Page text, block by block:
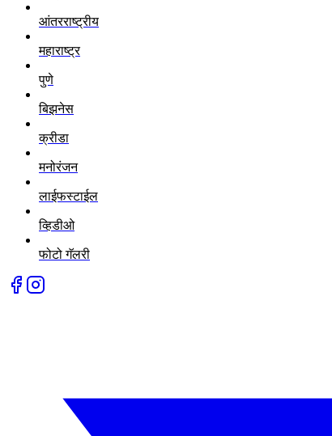
आंतरराष्ट्रीय
महाराष्ट्र
पुणे
बिझनेस
क्रीडा
मनोरंजन
लाईफस्टाईल
व्हिडीओ
फोटो गॅलरी